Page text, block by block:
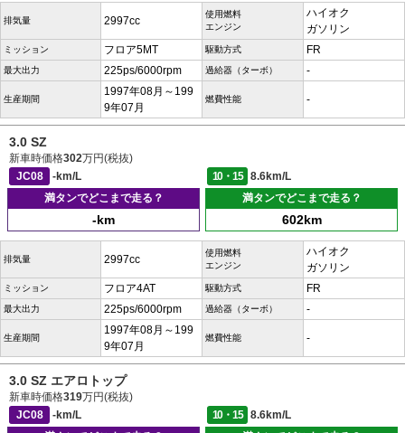
排気量 2997cc
使用燃料
エンジン
ハイオク
ガソリン
ミッション フロア5MT 駆動方式 FR
最大出力 225ps/6000rpm 過給器（ターボ） -
生産期間
1997年08月～199
9年07月
燃費性能 -
3.0 SZ
新車時価格302万円(税抜)
JC08
-km/L 10・15
8.6km/L
満タンでどこまで走る？
-km
満タンでどこまで走る？
602km
排気量 2997cc
使用燃料
エンジン
ハイオク
ガソリン
ミッション フロア4AT 駆動方式 FR
最大出力 225ps/6000rpm 過給器（ターボ） -
生産期間
1997年08月～199
9年07月
燃費性能 -
3.0 SZ エアロトップ
新車時価格319万円(税抜)
JC08
-km/L 10・15
8.6km/L